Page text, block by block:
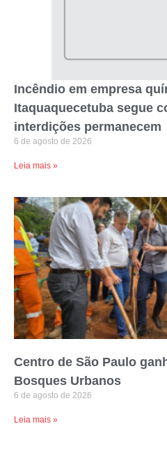
Incêndio em empresa
Itaquaquecetuba segue
interdições permanecem
6 de agosto de 2026
Leia mais »
Centro de São Paulo
Bosques Urbanos
6 de agosto de 2026
Leia mais »